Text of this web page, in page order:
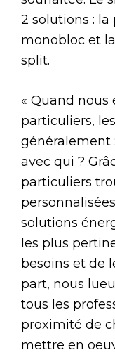
2 solutions :
monobloc et
split.
« Quand nous
particuliers,
généralement
avec qui ?
particuliers
solutions
les plus
besoins et de
part, nous
tous les
proximité de
mettre en